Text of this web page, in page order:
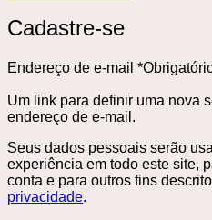
Cadastre-se
Endereço de e-mail *
Um link para definir uma nova
endereço de e-mail.
Seus dados pessoais serão
experiência em todo este site,
conta e para outros fins
privacidade.